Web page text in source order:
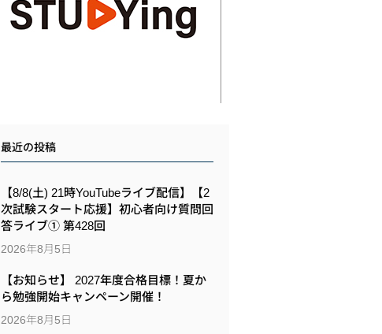
最近の投稿
【8/8(土) 21時YouTubeライブ配信】【2
次試験スタート応援】初心者向け質問回
答ライブ① 第428回
2026年8月5日
【お知らせ】 2027年度合格目標！夏か
ら勉強開始キャンペーン開催！
2026年8月5日